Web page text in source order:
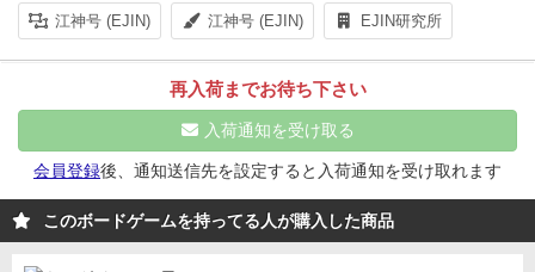
江神号 (EJIN) 江神号 (EJIN) EJIN研究所
再入荷までお待ち下さい
入荷通知を受け取る
会員登録後、通知送信先を設定すると入荷通知を受け取れます
このボードゲームを持ってる人が購入した商品